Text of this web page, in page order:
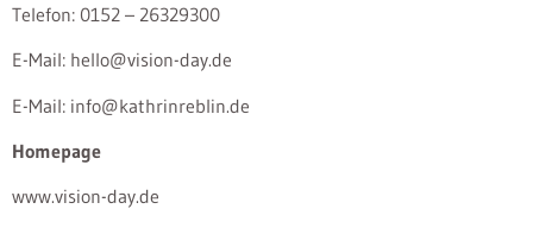
Telefon: 0152 – 26329300
E-Mail: hello@vision-day.de
E-Mail: info@kathrinreblin.de
Homepage
www.vision-day.de